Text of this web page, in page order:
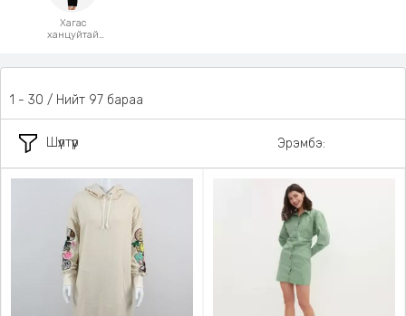
Хагас
ханцуйтай
Шүүлтүүр
1 - 30 / Нийт 97 бараа
Эрэмбэ: